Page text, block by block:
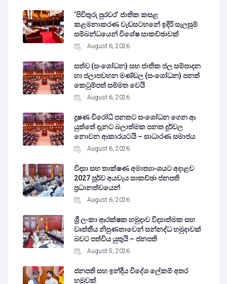
‘පිවිතුරු පුරවර’ ජාතික කසළ
කළමනාකරණ වැඩසටහනේ ඉදිරි සැලසුම්
සම්බන්ධයෙන් විශේෂ සාකච්ඡාවක්
August 6, 2026
සත්ව (සංශෝධන) සහ ජාතික ජල සම්පාදන
හා ජලාපවහන මණ්ඩල (සංශෝධන) පනත්
කෙටුම්පත් සම්මත වෙයි
August 6, 2026
දූෂණ විරෝධි පනතට සංශෝධන ගෙන ආ
යුත්තේ දැනට බලාත්මක පනත දුර්වල
නොවන ආකාරයටයි – සාධාරණ සමාජය
August 6, 2026
විද්‍යා සහ තාක්ෂණ අමාත්‍යාංශයට අදාළව
2027 පූර්ව අයවැය සාකච්ඡා ජනපති
ප්‍රධානත්වයෙන්
August 6, 2026
ශ්‍රී ලංකා ආරක්ෂක හමුදාව විද්‍යාත්මක සහ
වෘත්තීය නිපුණතාවෙන් සන්නද්ධ හමුදාවක්
බවට පත්විය යුතුයි – ජනපති
August 5, 2026
ජනපති සහ ඉන්දීය විදේශ ලේකම් අතර
හමුවක්